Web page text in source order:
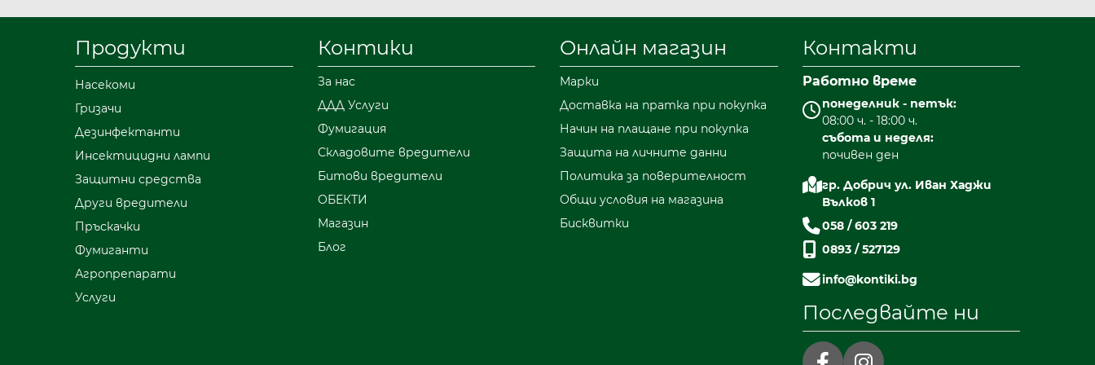
Можете също да попълните формата за контакт на нашия сайт или да посетите нашия офис вград Добрич
радваме да ви помогнем!
Продукти
Насекоми
Гризачи
Дезинфектанти
Инсектицидни лампи
Защитни средства
Други вредители
Пръскачки
Фумиганти
Агропрепарати
Услуги
Контики
За нас
ДДД Услуги
Фумигация
Складовите вредители
Битови вредители
ОБЕКТИ
Магазин
Блог
Онлайн магазин
Марки
Доставка на пратка при покупка
Начин на плащане при покупка
Защита на личните данни
Политика за поверителност
Общи условия на магазина
Бисквитки
Контакти
Работно време
понеделник - петък:
08:00 ч. - 18:00 ч.
събота и неделя:
почивен ден
гр. Добрич ул. Иван Хаджи
Вълков 1
058 / 603 219
0893 / 527129
info@kontiki.bg
Последвайте ни